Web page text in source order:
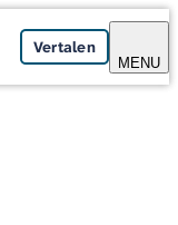
Vertalen
MENU